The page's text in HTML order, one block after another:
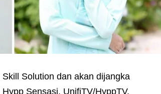
Solution dan akan dijangka
Sensasi, UnifiTV/HyppTV.